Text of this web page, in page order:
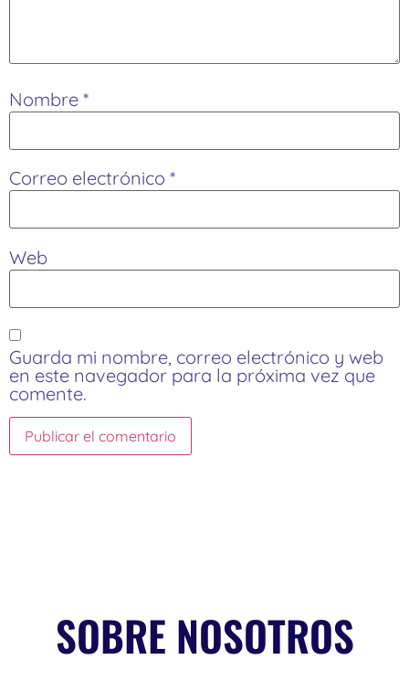
Nombre *
Correo electrónico *
Web
Guarda mi nombre, correo electrónico y web
en este navegador para la próxima vez que
comente.
SOBRE NOSOTROS